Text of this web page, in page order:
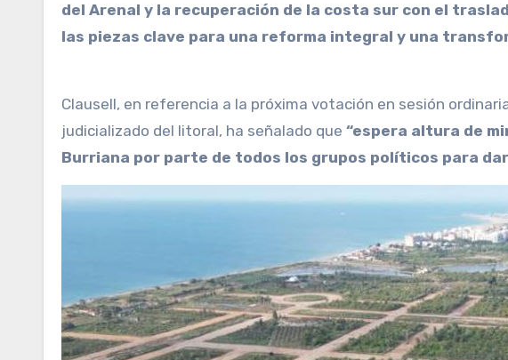
del Arenal y la recuperación de la costa sur con el
las piezas clave para una reforma integral y una
Clausell, en referencia a la próxima votación en sesión
judicializado del litoral, ha señalado que “espera altura de
Burriana por parte de todos los grupos políticos para